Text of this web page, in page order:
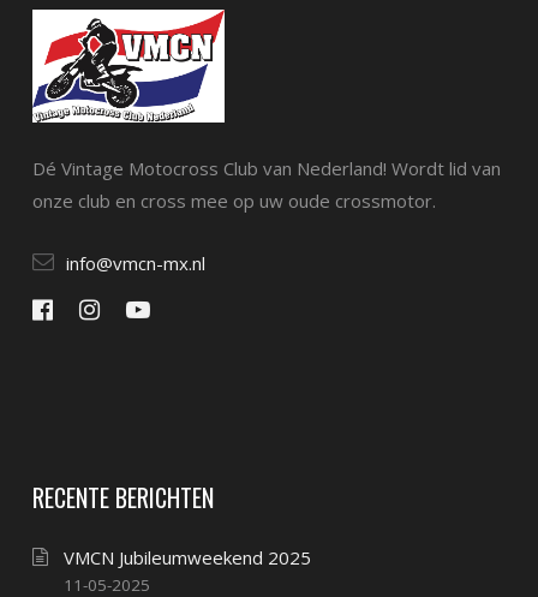
Dé Vintage Motocross Club van Nederland! Wordt lid van
onze club en cross mee op uw oude crossmotor.
info@vmcn-mx.nl
RECENTE BERICHTEN
VMCN Jubileumweekend 2025
11-05-2025